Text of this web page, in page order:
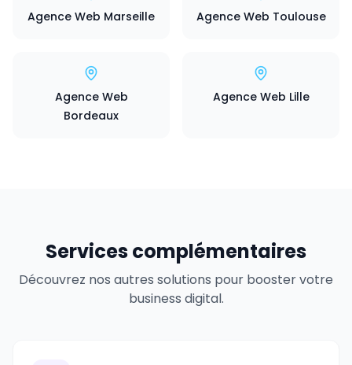
Agence Web Marseille Agence Web Toulouse
Agence Web
Bordeaux
Agence Web Lille
Services complémentaires
Découvrez nos autres solutions pour booster votre
business digital.